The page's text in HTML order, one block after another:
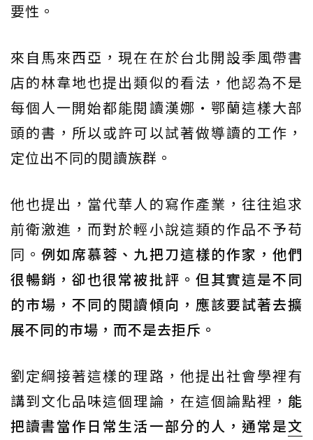
要性。
來自馬來西亞，現在在於台北開設季風帶書
店的林韋地也提出類似的看法，他認為不是
每個人一開始都能閱讀漢娜·鄂蘭這樣大部
頭的書，所以或許可以試著做導讀的工作，
定位出不同的閱讀族群。
他也提出，當代華人的寫作產業，往往追求
前衛激進，而對於輕小說這類的作品不予苟
同。例如席慕蓉、九把刀這樣的作家，他們
很暢銷，卻也很常被批評。但其實這是不同
的市場，不同的閱讀傾向，應該要試著去擴
展不同的市場，而不是去拒斥。
劉定綱接著這樣的理路，他提出社會學裡有
講到文化品味這個理論，在這個論點裡， 能
把讀書當作日常生活一部分的人，通常是文